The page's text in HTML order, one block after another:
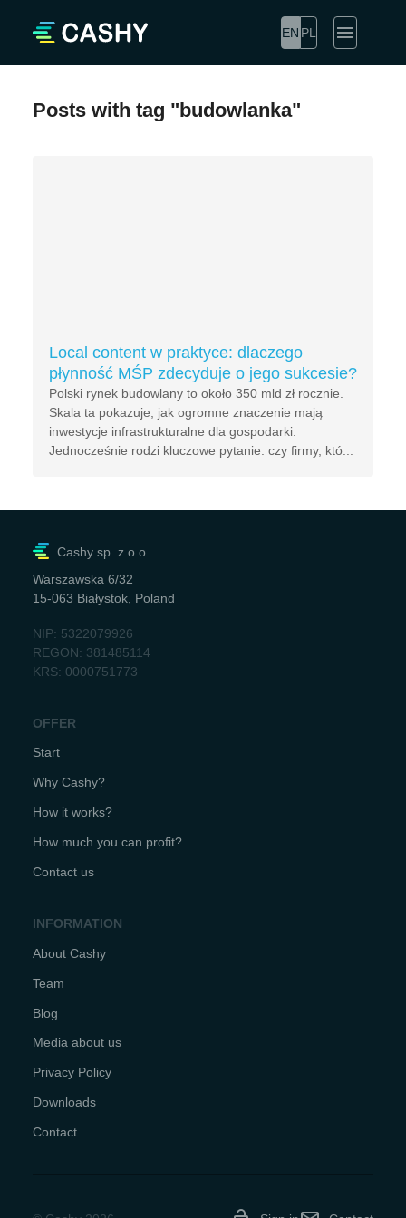
EN PL
Posts with tag "budowlanka"
Local content w praktyce: dlaczego
płynność MŚP zdecyduje o jego sukcesie?
Polski rynek budowlany to około 350 mld zł rocznie.
Skala ta pokazuje, jak ogromne znaczenie mają
inwestycje infrastrukturalne dla gospodarki.
Jednocześnie rodzi kluczowe pytanie: czy firmy, któ...
Cashy sp. z o.o.
Warszawska 6/32
15-063 Białystok, Poland
NIP: 5322079926
REGON: 381485114
KRS: 0000751773
OFFER
Start
Why Cashy?
How it works?
How much you can profit?
Contact us
INFORMATION
About Cashy
Team
Blog
Media about us
Privacy Policy
Downloads
Contact